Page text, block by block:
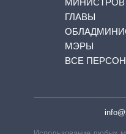
МИНИСТРОВ
ГЛАВЫ
МЭРЫ
ВСЕ